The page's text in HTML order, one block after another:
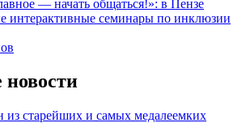
— начать общаться!»: в Пензе
интерактивные семинары по инклюзии